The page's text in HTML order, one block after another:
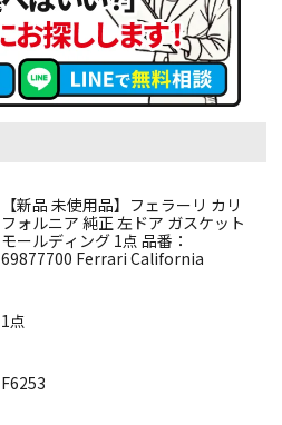
【新品 未使用品】フェラーリ カリ
フォルニア 純正 左ドア ガスケット
モールディング 1点 品番：
69877700 Ferrari California
1点
F6253